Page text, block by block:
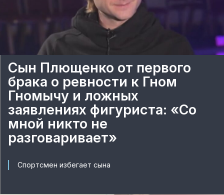
Сын Плющенко от первого
брака о ревности к Гном
Гномычу и ложных
заявлениях фигуриста: «Со
мной никто не
разговаривает»
Спортсмен избегает сына